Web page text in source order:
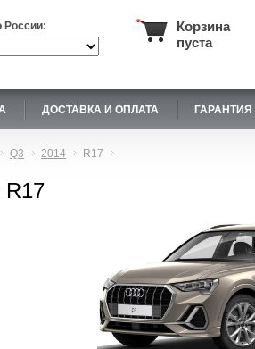
России:
Корзина
пуста
ДОСТАВКА И ОПЛАТА ГАРАНТИЯ
Q3 2014 R17
R17